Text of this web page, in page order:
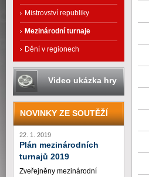
Mistrovství republiky
Mezinárodní turnaje
Dění v regionech
Video ukázka hry
NOVINKY ZE SOUTĚŽÍ
22. 1. 2019
Plán mezinárodních
turnajů 2019
Zveřejněny mezinárodní